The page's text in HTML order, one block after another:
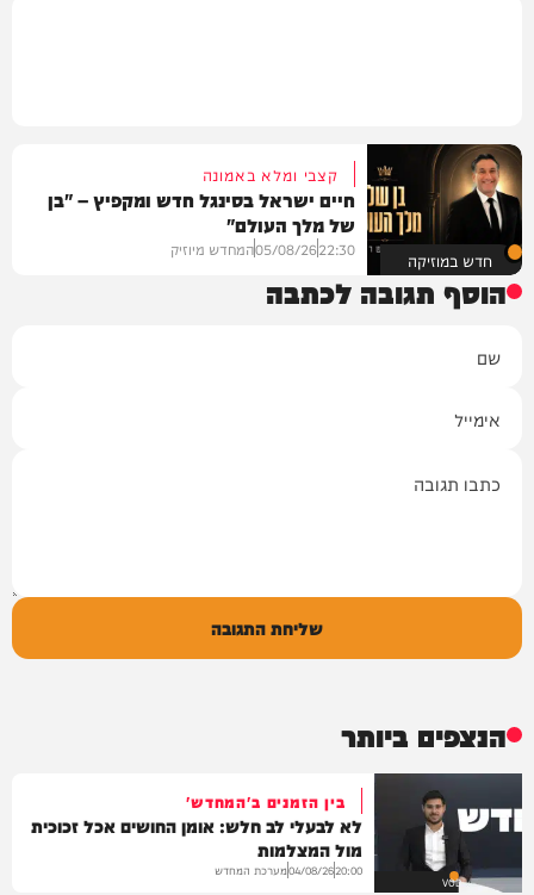
חדש במוזיקה
קצבי ומלא באמונה
חיים ישראל בסינגל חדש ומקפיץ – "בן
של מלך העולם"
22:30
05/08/26המחדש מיוזיק
הוסף תגובה לכתבה
שליחת התגובה
הנצפים ביותר
VOD
בין הזמנים ב'המחדש'
לא לבעלי לב חלש: אומן החושים אכל זכוכית
מול המצלמות
20:00
04/08/26מערכת המחדש